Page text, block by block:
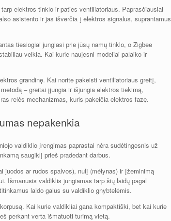
elektros tinklo ir paties ventiliatoriaus. Paprasčiausiai
asistento ir jas išverčia į elektros signalus, suprantamus
tiesiogiai jungiasi prie jūsų namų tinklo, o Zigbee
veikia. Kai kurie naujesni modeliai palaiko ir
grandinę. Kai norite pakeisti ventiliatoriaus greitį,
– greitai įjungia ir išjungia elektros tiekimą,
relės mechanizmas, kuris pakeičia elektros fazę.
nepakenkia
valdiklio įrengimas paprastai nėra sudėtingesnis už
saugiklį prieš pradedant darbus.
juodos ar rudos spalvos), nulį (mėlynas) ir įžeminimą
Išmanusis valdiklis jungiamas tarp šių laidų pagal
laido galus su valdiklio gnybtelėmis.
Kai kurie valdikliai gana kompaktiški, bet kai kurie
perkant verta išmatuoti turimą vietą.